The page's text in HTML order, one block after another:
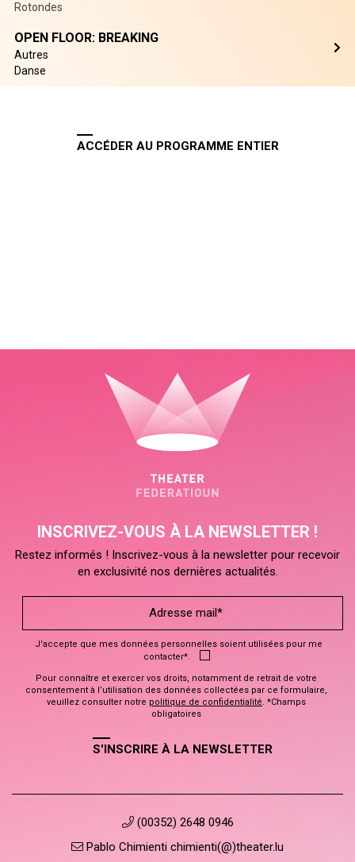
Rotondes
OPEN FLOOR: BREAKING
Autres
Danse
ACCÉDER AU PROGRAMME ENTIER
INSCRIVEZ-VOUS À LA NEWSLETTER !
Restez informés ! Inscrivez-vous à la newsletter pour recevoir
en exclusivité nos dernières actualités.
J'accepte que mes données personnelles soient utilisées pour me
contacter*.
Pour connaître et exercer vos droits, notamment de retrait de votre
consentement à l’utilisation des données collectées par ce formulaire,
veuillez consulter notre politique de confidentialité. *Champs
obligatoires
S'INSCRIRE À LA NEWSLETTER
(00352) 2648 0946
Pablo Chimienti chimienti(@)theater.lu